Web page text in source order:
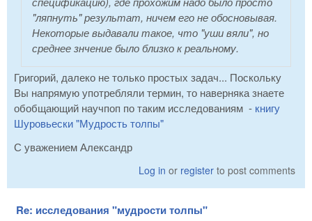
"ляпнуть" результат, ничем его не обосновывая.
Некоторые выдавали такое, что "уши вяли", но
среднее знчение было близко к реальному.
Григорий, далеко не только простых задач... Поскольку
Вы напрямую употребляли термин, то наверняка знаете
обобщающий научпоп по таким исследованиям - книгу
Шуровьески "Мудрость толпы"
С уважением Александр
Log in or register to post comments
Re: исследования "мудрости толпы"